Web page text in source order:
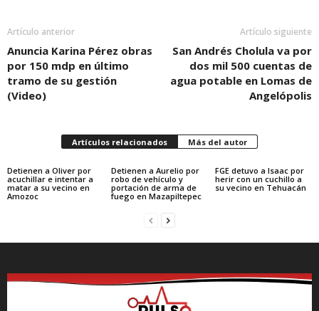
Artículo anterior
Anuncia Karina Pérez obras
por 150 mdp en último
tramo de su gestión
(Video)
Artículo siguiente
San Andrés Cholula va por
dos mil 500 cuentas de
agua potable en Lomas de
Angelópolis
Artículos relacionados Más del autor
Detienen a Oliver por
acuchillar e intentar a
matar a su vecino en
Amozoc
Detienen a Aurelio por
robo de vehículo y
portación de arma de
fuego en Mazapiltepec
FGE detuvo a Isaac por
herir con un cuchillo a
su vecino en Tehuacán